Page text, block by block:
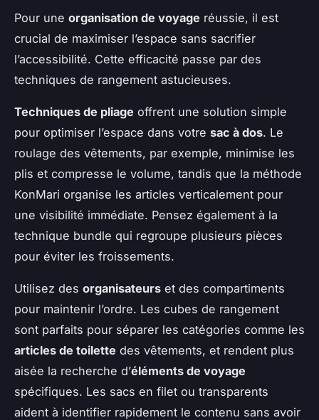
Pour une organisation de voyage réussie, il est
crucial de maximiser l’espace sans sacrifier
l’accessibilité. Cette efficacité passe par des
techniques de rangement astucieuses.
Techniques de pliage offrent une solution simple
pour optimiser l’espace dans votre sac à dos. Le
roulage des vêtements, par exemple, minimise les
plis et compresse le volume, tandis que la méthode
KonMari organise les articles verticalement pour
une visibilité immédiate. Pensez également à la
technique bundle qui regroupe plusieurs pièces
pour éviter les froissements.
Utilisez des organisateurs et des compartiments
pour maintenir l’ordre. Les cubes de rangement
sont parfaits pour séparer les catégories comme les
articles de toilette des vêtements, et rendent plus
aisée la recherche d’éléments de voyage
spécifiques. Les sacs en filet ou transparents
aident à identifier rapidement le contenu sans avoir